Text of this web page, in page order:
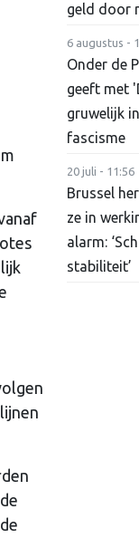
geld door
6 augustus -
Onder de
geeft met
gruwelijk
fascisme
20 juli - 11:56
Brussel
ze in
alarm:
stabiliteit’